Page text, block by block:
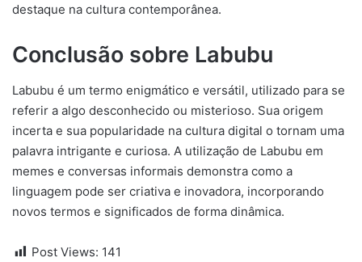
destaque na cultura contemporânea.
Conclusão sobre Labubu
Labubu é um termo enigmático e versátil, utilizado para se
referir a algo desconhecido ou misterioso. Sua origem
incerta e sua popularidade na cultura digital o tornam uma
palavra intrigante e curiosa. A utilização de Labubu em
memes e conversas informais demonstra como a
linguagem pode ser criativa e inovadora, incorporando
novos termos e significados de forma dinâmica.
Post Views: 141